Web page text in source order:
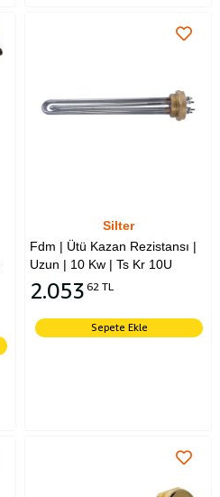
Silter
Fdm | Ütü Kazan Rezistansı |
Uzun | 10 Kw | Ts Kr 10U
2.053 62 TL
Sepete Ekle